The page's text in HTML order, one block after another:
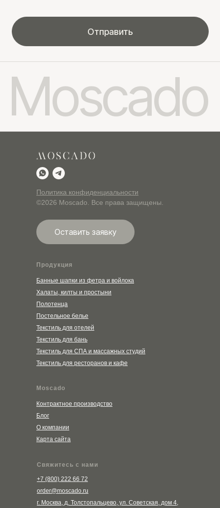
Продукция
Банные шапки из фетра и войлока
Халаты, килты и простыни
Полотенца
Постельное белье
Текстиль для отелей
Текстиль для бань
Текстиль для СПА и массажных студий
Текстиль для ресторанов и кафе
Moscado
Контрактное производство
Блог
О компании
Карта сайта
Свяжитесь с нами
+7 (800) 222 66 72
order@moscado.ru
г. Москва, д. Толстопальцево, ул. Советская, дом 4,
Политика конфиденциальности
©2026 Moscado. Все права защищены.
Оставить заявку